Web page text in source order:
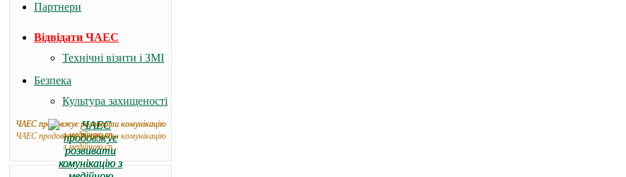
Партнери
Відвідати ЧАЕС
Технічні візити і ЗМІ
Безпека
Культура захищеності
ЧАЕС продовжує розвивати комунікацію
з медійною сп...
ЧАЕС продовжує розвивати комунікацію
з медійною сп...
ЧАЕС продовжує розвивати комунікацію
з медійною сп...